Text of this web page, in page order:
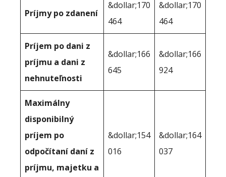
Príjmy po zdanení
&dollar;170
464
&dollar;170
464
Príjem po dani z
príjmu a dani z
nehnuteľnosti
&dollar;166
645
&dollar;166
924
Maximálny
disponibilný
príjem po
odpočítaní daní z
príjmu, majetku a
&dollar;154
016
&dollar;164
037